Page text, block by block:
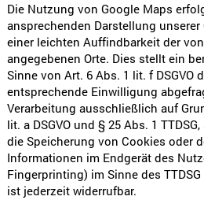
Die Nutzung von Google Maps
ansprechenden Darstellung
einer leichten Auffindbarkeit der
angegebenen Orte. Dies stellt ein
Sinne von Art. 6 Abs. 1 lit. f DSGVO
entsprechende Einwilligung
Verarbeitung ausschließlich auf
lit. a DSGVO und § 25 Abs. 1
die Speicherung von Cookies oder
Informationen im Endgerät des
Fingerprinting) im Sinne des
ist jederzeit widerrufbar.